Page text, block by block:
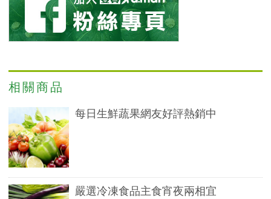
相關商品
每日生鮮蔬果網友好評熱銷中
嚴選冷凍食品主食宵夜兩相宜